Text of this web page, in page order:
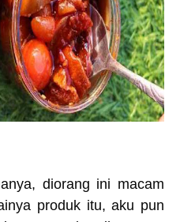
diorang ini macam
produk itu, aku pun